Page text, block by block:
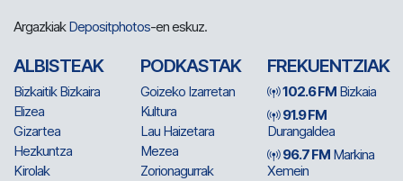
ArgazkiakDepositphotos-en eskuz.
ALBISTEAK
Bizkaitik Bizkaira
Elizea
Gizartea
Hezkuntza
Kirolak
PODKASTAK
Goizeko Izarretan
Kultura
Lau Haizetara
Mezea
Zorionagurrak
FREKUENTZIAK
102.6 FM Bizkaia
91.9 FM
Durangaldea
96.7 FM Markina
Xemein